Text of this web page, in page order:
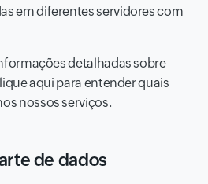
em diferentes servidores com
detalhadas sobre
aqui para entender quais
nossos serviços.
de dados